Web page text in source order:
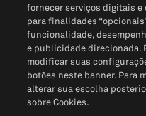
fornecer serviços digitais e
para finalidades
funcionalidade,
e publicidade direcionada.
modificar suas
botões neste banner. Para
alterar sua escolha
sobre Cookies.